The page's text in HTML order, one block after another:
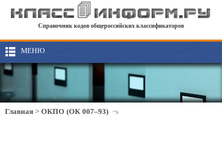
Справочник кодов общероссийских классификаторов
МЕНЮ
Главная > ОКПО (ОК 007–93)